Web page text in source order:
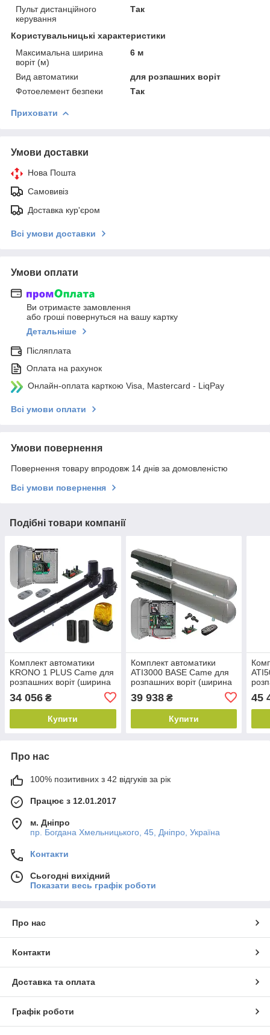
Пульт дистанційного
керування
Так
Користувальницькі характеристики
Максимальна ширина
воріт (м)
6 м
Вид автоматики
для розпашних воріт
Фотоелемент безпеки
Так
Приховати
Умови доставки
Нова Пошта
Самовивіз
Доставка кур'єром
Всі умови доставки
Умови оплати
Ви отримаєте замовлення
або гроші повернуться на вашу картку
Детальніше
Післяплата
Оплата на рахунок
Онлайн-оплата карткою Visa, Mastercard - LiqPay
Всі умови оплати
Умови повернення
Повернення товару впродовж 14 днів за домовленістю
Всі умови повернення
Подібні товари компанії
Комплект автоматики
KRONO 1 PLUS Came для
розпашних воріт (ширина
34 056 ₴
Купити
Комплект автоматики
ATI3000 BASE Came для
розпашних воріт (ширина
39 938₴
Купити
45
Про нас
100% позитивних з 42 відгуків за рік
Працює з 12.01.2017
м. Дніпро
пр. Богдана Хмельницького, 45, Дніпро, Україна
Контакти
Сьогодні вихідний
Показати весь графік роботи
Про нас
Контакти
Доставка та оплата
Графік роботи